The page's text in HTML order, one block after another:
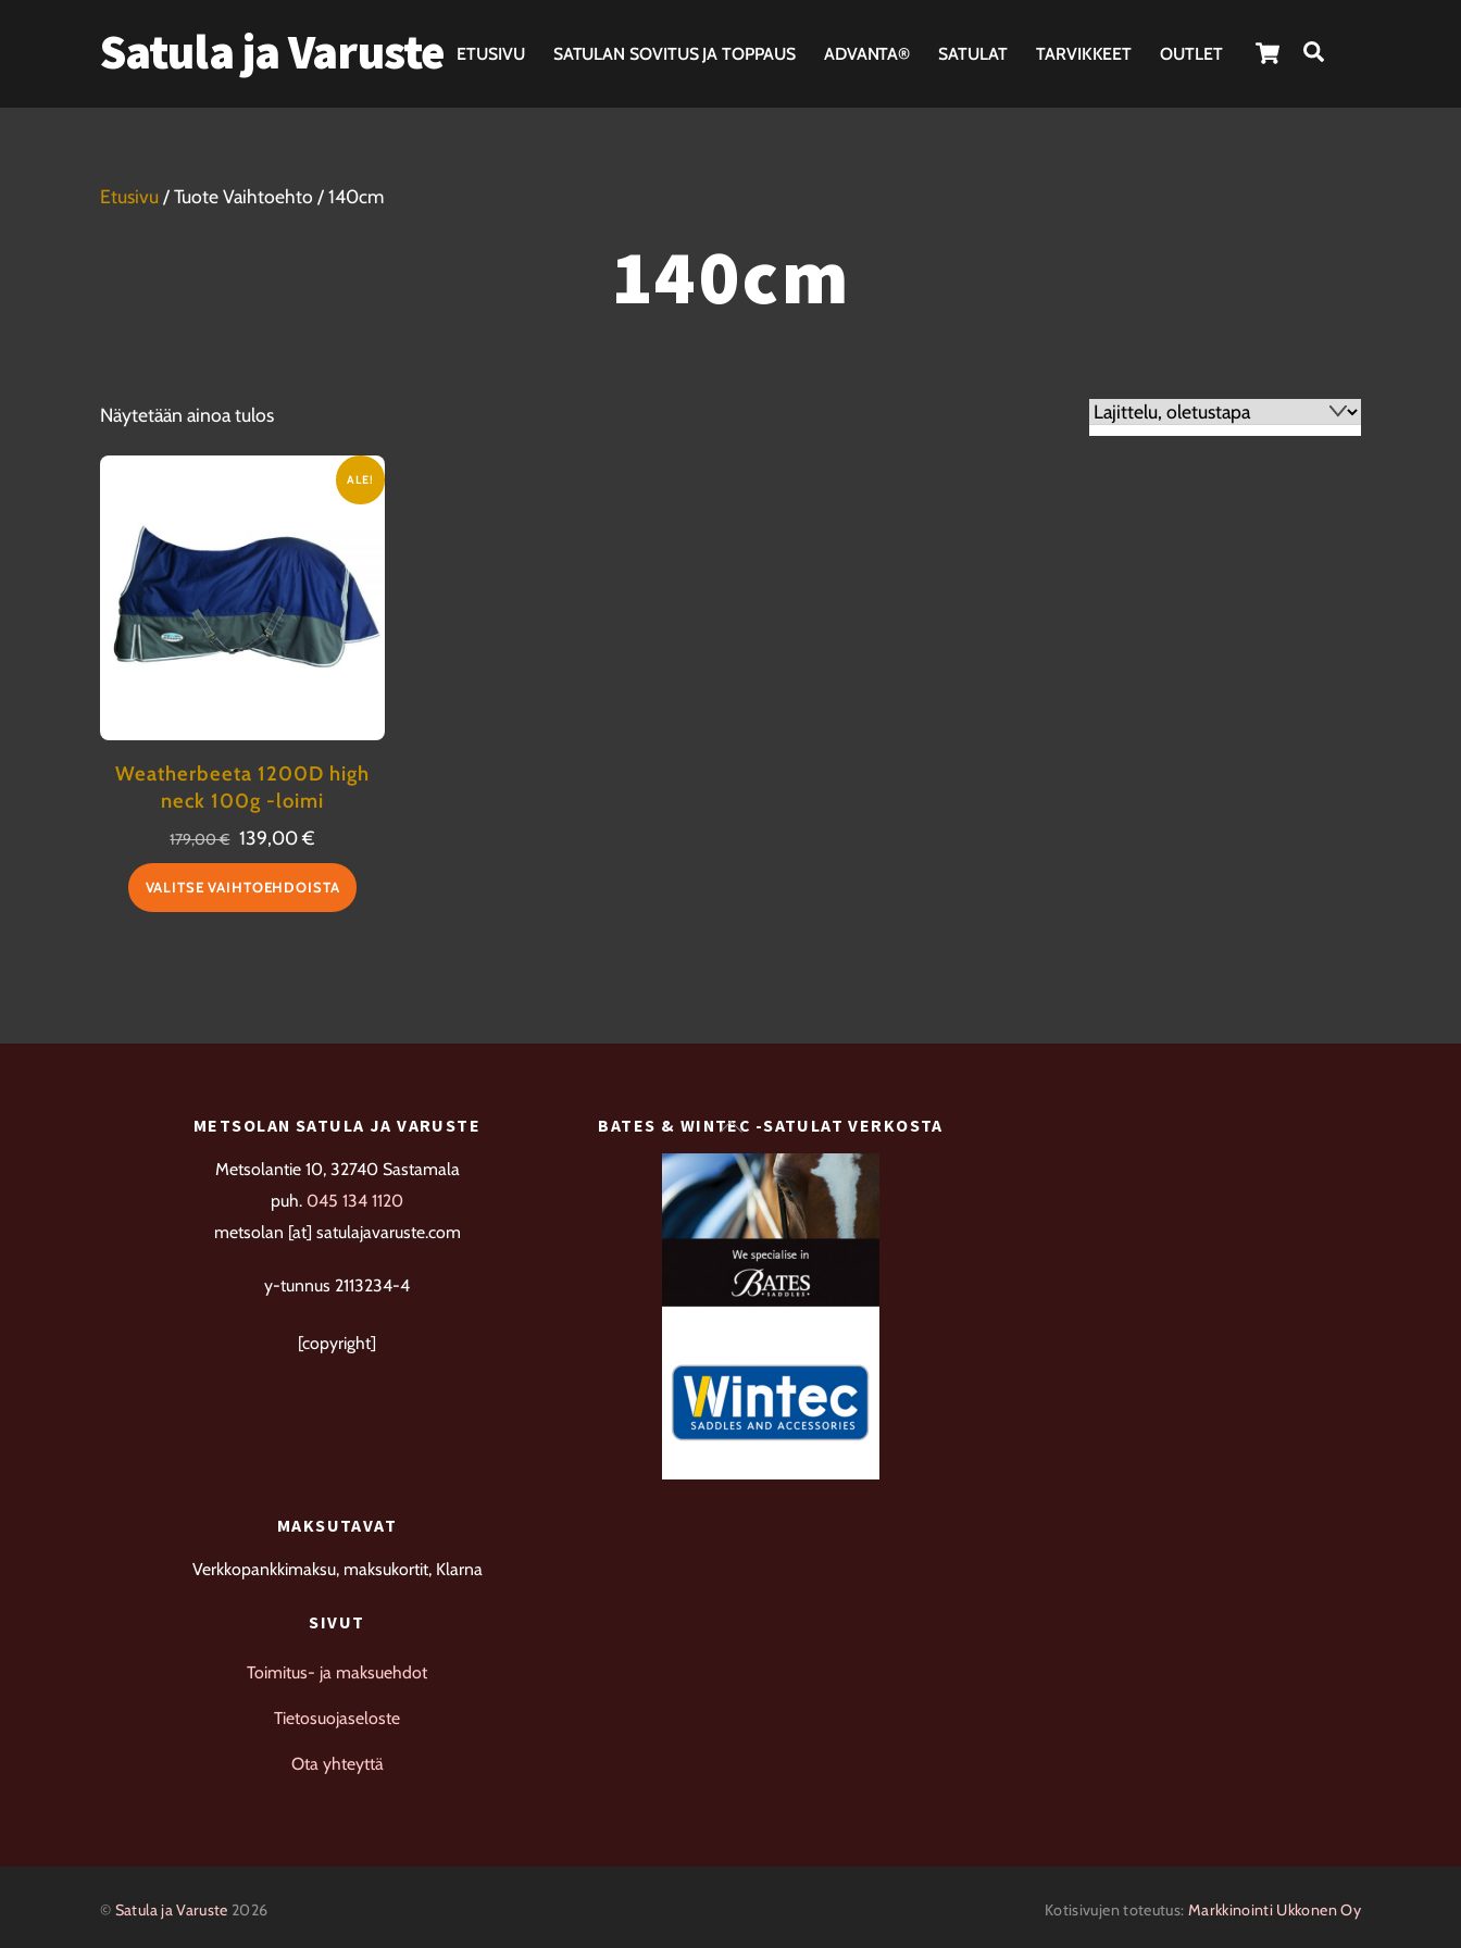
Satula ja Varuste Cart
ETUSIVU SATULAN SOVITUS JA TOPPAUS ADVANTA® SATULAT TARVIKKEET OUTLET
Etusivu / Tuote Vaihtoehto / 140cm
140cm
Näytetään ainoa tulos
ALE!
Weatherbeeta 1200D high
neck 100g -loimi
179,00€ Alkuperäinen
hinta
oli:
139,00€Nykyinen
hinta
on:
VALITSE VAIHTOEHDOISTA
Tällä
tuotteen
sivulla.
Back
To
Top
METSOLAN SATULA JA VARUSTE
Metsolantie 10, 32740 Sastamala
puh. 045 134 1120
metsolan [at] satulajavaruste.com
y-tunnus 2113234-4
[copyright]
BATES & WINTEC -SATULAT VERKOSTA
MAKSUTAVAT
Verkkopankkimaksu, maksukortit, Klarna
SIVUT
Toimitus- ja maksuehdot
Tietosuojaseloste
Ota yhteyttä
© Satula ja Varuste 2026 Kotisivujen toteutus: Markkinointi Ukkonen Oy